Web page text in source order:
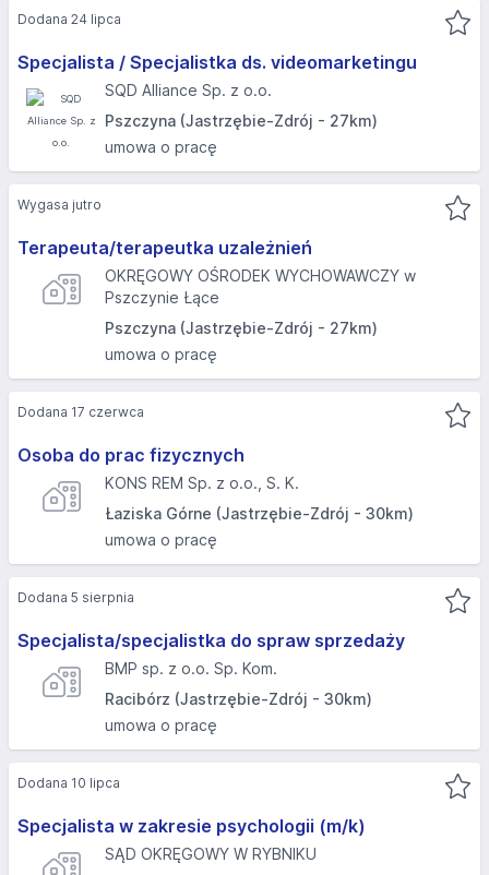
Specjalista / Specjalistka ds. videomarketingu
SQD Alliance Sp. z o.o.
Pszczyna (Jastrzębie-Zdrój - 27km)
umowa o pracę
Dodana 24 lipca
Terapeuta/terapeutka uzależnień
OKRĘGOWY OŚRODEK WYCHOWAWCZY w
Pszczynie Łące
Pszczyna (Jastrzębie-Zdrój - 27km)
umowa o pracę
Wygasa jutro
Osoba do prac fizycznych
KONS REM Sp. z o.o., S. K.
Łaziska Górne (Jastrzębie-Zdrój - 30km)
umowa o pracę
Dodana 17 czerwca
Specjalista/specjalistka do spraw sprzedaży
BMP sp. z o.o. Sp. Kom.
Racibórz (Jastrzębie-Zdrój - 30km)
umowa o pracę
Dodana 5 sierpnia
Specjalista w zakresie psychologii (m/k)
SĄD OKRĘGOWY W RYBNIKU
Dodana 10 lipca